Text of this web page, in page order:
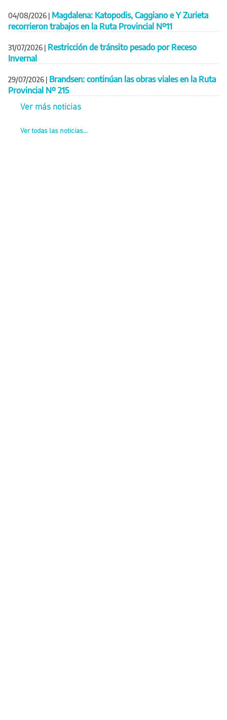
04/08/2026 | Magdalena: Katopodis, Caggiano e Y Zurieta
recorrieron trabajos en la Ruta Provincial Nº11
31/07/2026 | Restricción de tránsito pesado por Receso
Invernal
29/07/2026 | Brandsen: continúan las obras viales en la Ruta
Provincial Nº 215
Ver más noticias
Ver todas las noticias...